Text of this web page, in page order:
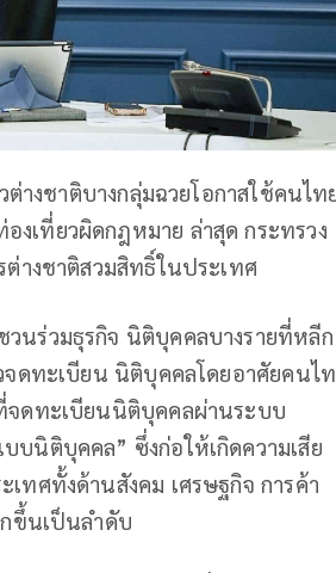
างชาติบางกลุ่มฉวยโอกาสใช้คนไท
เที่ยวผิดกฎหมาย ล่าสุด กระทรวง
างชาติสวมสิทธิ์ในประเทศ
นร่วมธุรกิจ นิติบุคคลบางรายที่หลีก
จดทะเบียน นิติบุคคลโดยอาศัยคนไ
จดทะเบียนนิติบุคคลผ่านระบบ
นิติบุคคล” ซึ่งก่อให้เกิดความเสีย
ทศทั้งด้านสังคม เศรษฐกิจ การค้า
ขึ้นเป็นลำดับ